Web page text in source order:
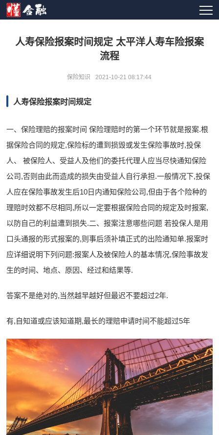
人寿保险报案时间规定 太平洋人寿车险报案
流程
保险知识 2021-10-21 08:17:44
人寿保险报案时间规定
一、保险理赔的报案时间 保险理赔时的第一个环节就是报案.根
据保险合同的规定,保险标的遭到损毁或发生保险事故时,投保
人、 被保险人、受益人及他们的委托代理人应当尽快通知保险
公司,否则由此而造成的损失由受益人自行承担.一般情况下,投保
人应在保险事故发生后10日内通知保险公司,但由于各个险种的
理赔时效都不尽相同,所以一定要根据保险合同的规定及时报案,
以防自己的利益遭到损失.二、报案注意哪些问题 若投保人是用
口头通报的形式报案的,则事后须补填正式的出险通知单.报案时
应详细说明下列问题:报案人及被保险人的基本情况,保险事故发
生的时间、地点、原因、经过和结果等.
答案不是绝对的,当然越早越好但最迟不要超过2年.
有,自知道或应该知道期,最长的理赔申请时间不能超过5年